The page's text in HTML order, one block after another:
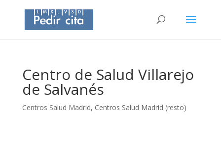
Centro de Salud Villarejo
de Salvanés
Centros Salud Madrid, Centros Salud Madrid (resto)